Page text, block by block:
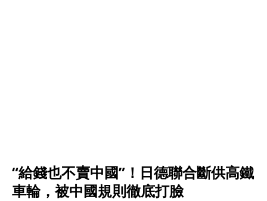
“給錢也不賣中國”！日德聯合斷供高鐵
車輪，被中國規則徹底打臉